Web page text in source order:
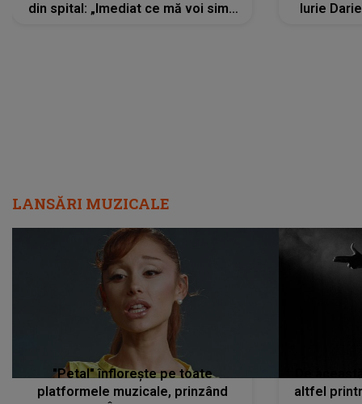
din spital: „Imediat ce mă voi simți
Iurie
LANSĂRI MUZICALE
"Petal" înflorește pe toate
platformele muzicale, prinzând
altfel